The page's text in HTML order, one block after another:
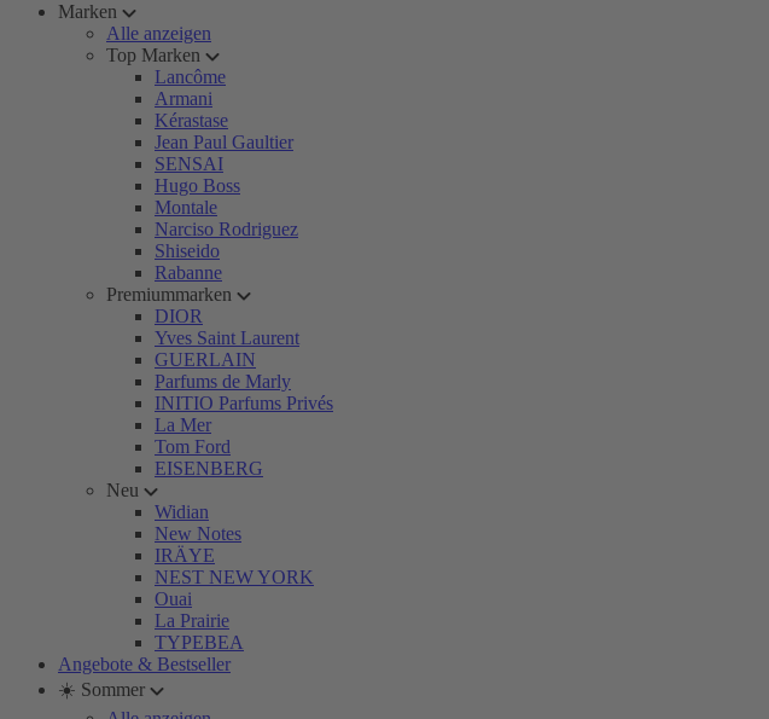
Marken
Alle anzeigen
Top Marken
Lancôme
Armani
Kérastase
Jean Paul Gaultier
SENSAI
Hugo Boss
Montale
Narciso Rodriguez
Shiseido
Rabanne
Premiummarken
DIOR
Yves Saint Laurent
GUERLAIN
Parfums de Marly
INITIO Parfums Privés
La Mer
Tom Ford
EISENBERG
Neu
Widian
New Notes
IRÄYE
NEST NEW YORK
Ouai
La Prairie
TYPEBEA
Angebote & Bestseller
☀️ Sommer